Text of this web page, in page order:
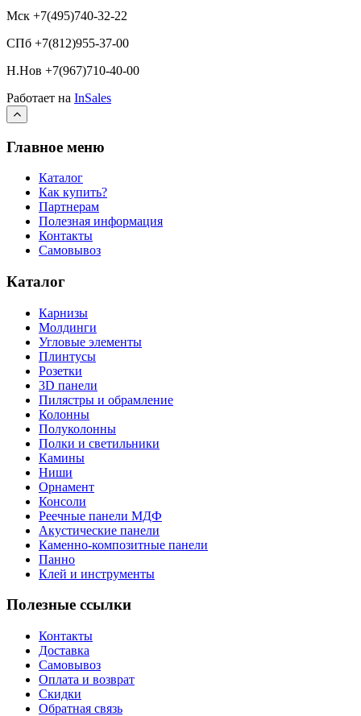
Мск +7(495)740-32-22
СПб +7(812)955-37-00
Н.Нов +7(967)710-40-00
Работает на InSales
Главное меню
Каталог
Как купить?
Партнерам
Полезная информация
Контакты
Самовывоз
Каталог
Карнизы
Молдинги
Угловые элементы
Плинтусы
Розетки
3D панели
Пилястры и обрамление
Колонны
Полуколонны
Полки и светильники
Камины
Ниши
Орнамент
Консоли
Реечные панели МДФ
Акустические панели
Каменно-композитные панели
Панно
Клей и инструменты
Полезные ссылки
Контакты
Доставка
Самовывоз
Оплата и возврат
Скидки
Обратная связь